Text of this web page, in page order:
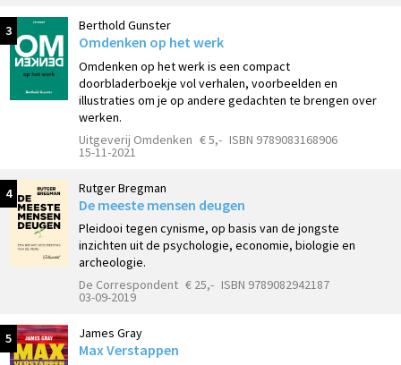
3 Berthold Gunster
Omdenken op het werk
Omdenken op het werk is een compact
doorbladerboekje vol verhalen, voorbeelden en
illustraties om je op andere gedachten te brengen over
werken.
Uitgeverij Omdenken € 5,- ISBN 9789083168906
15-11-2021
4 Rutger Bregman
De meeste mensen deugen
Pleidooi tegen cynisme, op basis van de jongste
inzichten uit de psychologie, economie, biologie en
archeologie.
De Correspondent € 25,- ISBN 9789082942187
03-09-2019
5 James Gray
Max Verstappen